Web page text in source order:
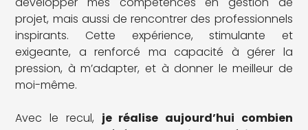
projet, mais aussi de rencontrer des professionnels
inspirants. Cette expérience, stimulante et
exigeante, a renforcé ma capacité à gérer la
pression, à m’adapter, et à donner le meilleur de
moi-même.
Avec le recul, je réalise aujourd’hui combien